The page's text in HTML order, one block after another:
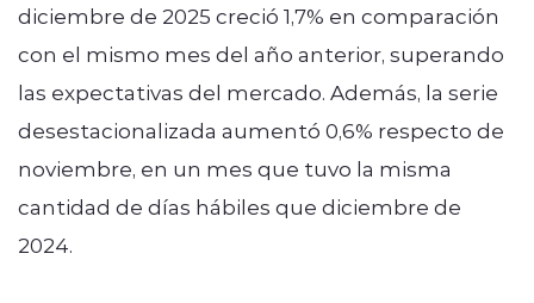
diciembre de 2025 creció 1,7% en comparación
con el mismo mes del año anterior, superando
las expectativas del mercado. Además, la serie
desestacionalizada aumentó 0,6% respecto de
noviembre, en un mes que tuvo la misma
cantidad de días hábiles que diciembre de
2024.